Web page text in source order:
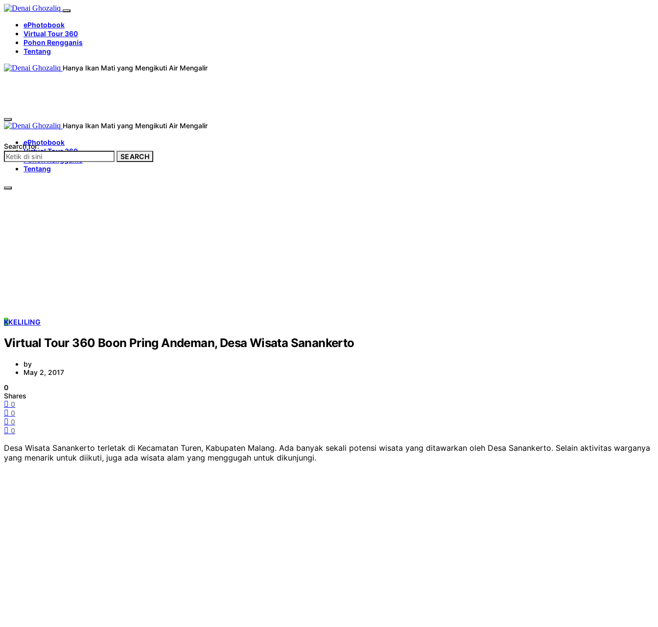
ePhotobook
Virtual Tour 360
Pohon Rengganis
Tentang
Hanya Ikan Mati yang Mengikuti Air Mengalir
Hanya Ikan Mati yang Mengikuti Air Mengalir
ePhotobook
Virtual Tour 360
Pohon Rengganis
Tentang
Search for:
SEARCH
KKELILING
Virtual Tour 360 Boon Pring Andeman, Desa Wisata Sanankerto
by
May 2, 2017
0
Shares
0
0
0
0
Desa Wisata Sanankerto terletak di Kecamatan Turen, Kabupaten Malang. Ada banyak sekali potensi wisata yang ditawarkan oleh Desa Sanankerto. Selain aktivitas warganya
yang menarik untuk diikuti, juga ada wisata alam yang menggugah untuk dikunjungi.